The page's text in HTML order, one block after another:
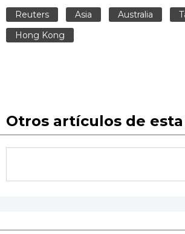
Reuters Asia Australia
Hong Kong
Otros artículos de